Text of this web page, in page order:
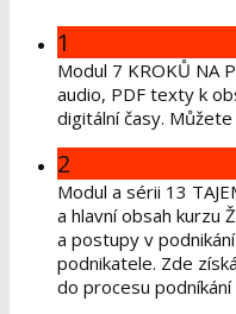
1
Modul 7 KROKŮ NA
audio, PDF texty k
digitální časy.
2
Modul a sérii 13
a hlavní obsah kurzu
a postupy v
podnikatele. Zde
do procesu podníkání